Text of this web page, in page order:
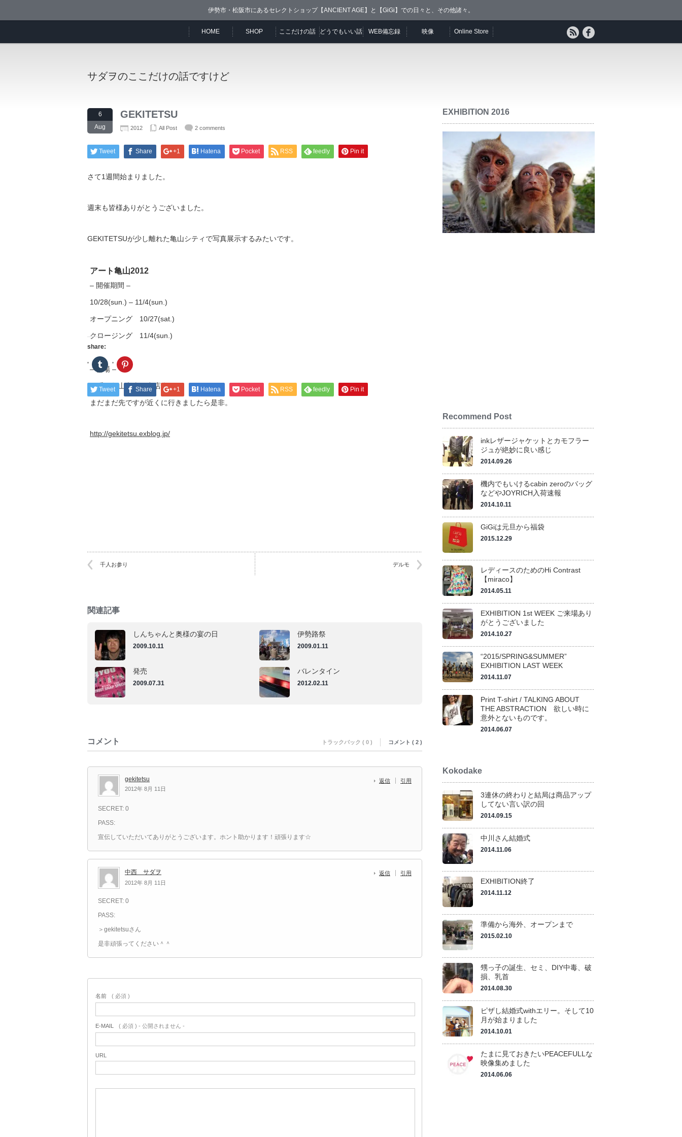
伊勢市・松阪市にあるセレクトショップ【ANCIENT AGE】と【GiGi】での日々と、その他諸々。
HOME SHOP ここだけの話 どうでもいい話 WEB備忘録 映像 Online Store
サダヲのここだけの話ですけど
6
Aug
GEKITETSU
2012 All Post 2 comments
Tweet Share +1 Hatena Pocket RSS feedly Pin it
さて1週間始まりました。
週末も皆様ありがとうございました。
GEKITETSUが少し離れた亀山シティで写真展示するみたいです。
アート亀山2012
– 開催期間 –
10/28(sun.) – 11/4(sun.)
オープニング 10/27(sat.)
クロージング 11/4(sun.)
– 会場 –
三重県亀山市東町商店街
まだまだ先ですが近くに行きましたら是非。
http://gekitetsu.exblog.jp/
share:
ク
リ
ク
し
て
Tumblr
で
(新
し
ク
リ
ク
し
て
Pinterest
で
し
Tweet Share +1 Hatena Pocket RSS feedly Pin it
千人お参り デルモ
関連記事
しんちゃんと奥様の宴の日
2009.10.11
伊勢路祭
2009.01.11
発売
2009.07.31
バレンタイン
2012.02.11
コメント トラックバック ( 0 ) コメント ( 2 )
gekitetsu
2012年 8月 11日
返信 引用
SECRET: 0
PASS:
宣伝していただいてありがとうございます。ホント助かります！頑張ります☆
中西 サダヲ
2012年 8月 11日
返信 引用
SECRET: 0
PASS:
＞gekitetsuさん
是非頑張ってください＾＾
名前 ( 必須 )
E-MAIL ( 必須 ) - 公開されません -
URL
EXHIBITION 2016
Recommend Post
inkレザージャケットとカモフラー
ジュが絶妙に良い感じ
2014.09.26
機内でもいけるcabin zeroのバッグ
などやJOYRICH入荷速報
2014.10.11
GiGiは元旦から福袋
2015.12.29
レディースのためのHi Contrast
【miraco】
2014.05.11
EXHIBITION 1st WEEK ご来場あり
がとうございました
2014.10.27
“2015/SPRING&SUMMER”
EXHIBITION LAST WEEK
2014.11.07
Print T-shirt / TALKING ABOUT
THE ABSTRACTION 欲しい時に
意外とないものです。
2014.06.07
Kokodake
3連休の終わりと結局は商品アップ
してない言い訳の回
2014.09.15
中川さん結婚式
2014.11.06
EXHIBITION終了
2014.11.12
準備から海外、オープンまで
2015.02.10
甥っ子の誕生、セミ、DIY中毒、破
損、乳首
2014.08.30
ピザし結婚式withエリー。そして10
月が始まりました
2014.10.01
たまに見ておきたいPEACEFULLな
映像集めました
2014.06.06